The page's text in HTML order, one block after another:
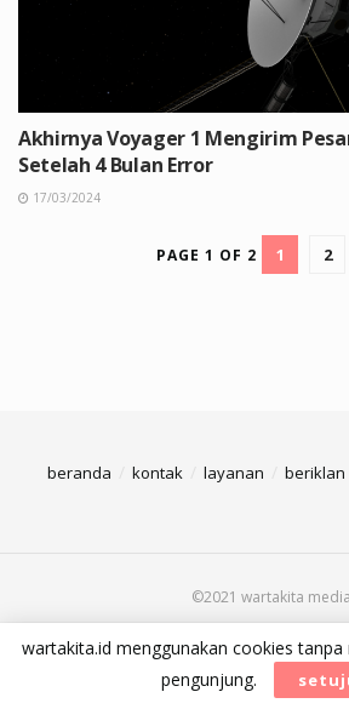
Akhirnya Voyager 1 Mengirim
Setelah 4 Bulan Error
17/03/2024
PAGE 1 OF 2 1 2
beranda kontak layanan beriklan
©2021 wartakita media
wartakita.id menggunakan cookies
pengunjung.